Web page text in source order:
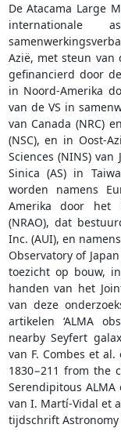
De Atacama Large
internationale
Azië, met steun van
gefinancierd door
in Noord-Amerika
van de VS in
van Canada (NRC)
(NSC), en in Oost-
Sciences (NINS)
Sinica (AS) in
worden namens
Amerika door het
(NRAO), dat
Inc. (AUI), en
Observatory of
toezicht op bouw,
handen van het
van deze
artikelen ‘ALMA
nearby Seyfert
van F. Combes et
1830−211 from the
Serendipitous
van I. Martí-Vidal et
tijdschrift Astronomy